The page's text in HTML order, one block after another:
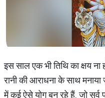
इस साल एक भी तिथि का क्षय ना
रानी की आराधना के साथ मनाया
में कई ऐसे योग बन रहे हैं, जो सर्व